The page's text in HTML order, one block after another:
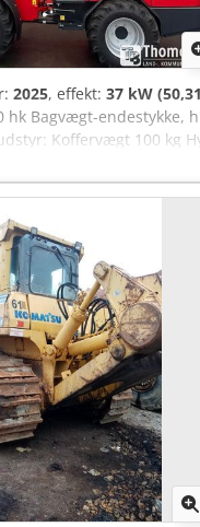
2025, effekt: 37 kW
hk Bagvægt-
Koffervægt 100 kg
i
Evdvjx Akvjk Dæk